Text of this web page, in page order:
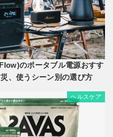
のポータブル電源おすす
、使うシーン別の選び方
ヘルスケア